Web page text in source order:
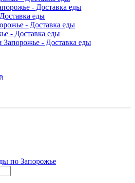
- Доставка еды
еды
- Доставка еды
- Доставка еды
Запорожье - Доставка еды